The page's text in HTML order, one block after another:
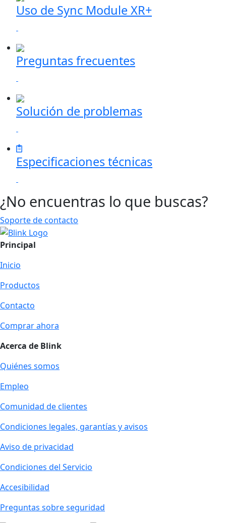
Uso de Sync Module XR+
Preguntas frecuentes
Solución de problemas
Especificaciones técnicas
¿No encuentras lo que buscas?
Soporte de contacto
Principal
Inicio
Productos
Contacto
Comprar ahora
Acerca de Blink
Quiénes somos
Empleo
Comunidad de clientes
Condiciones legales, garantías y avisos
Aviso de privacidad
Condiciones del Servicio
Accesibilidad
Preguntas sobre seguridad